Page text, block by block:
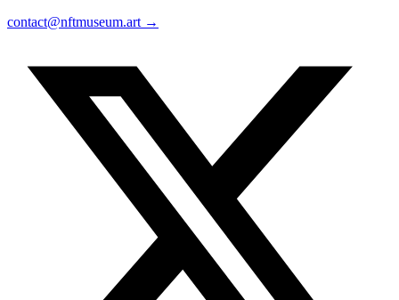
contact@nftmuseum.art →